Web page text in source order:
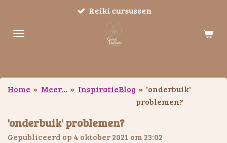
naar
Reiki cursussen
Home » Meer... » InspiratieBlog » 'onderbuik'
problemen?
'onderbuik' problemen?
Gepubliceerd op 4 oktober 2021 om 23:02